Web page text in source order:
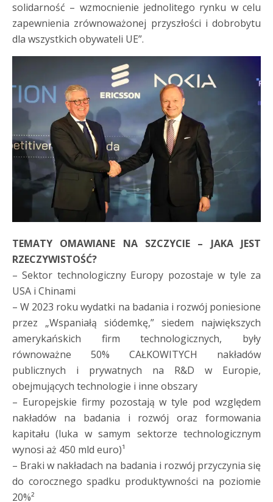
solidarność – wzmocnienie jednolitego rynku w celu
zapewnienia zrównoważonej przyszłości i dobrobytu
dla wszystkich obywateli UE”.
TEMATY OMAWIANE NA SZCZYCIE – JAKA JEST
RZECZYWISTOŚĆ?
– Sektor technologiczny Europy pozostaje w tyle za
USA i Chinami
– W 2023 roku wydatki na badania i rozwój poniesione
przez „Wspaniałą siódemkę,” siedem największych
amerykańskich firm technologicznych, były
równoważne 50% CAŁKOWITYCH nakładów
publicznych i prywatnych na R&D w Europie,
obejmujących technologie i inne obszary
– Europejskie firmy pozostają w tyle pod względem
nakładów na badania i rozwój oraz formowania
kapitału (luka w samym sektorze technologicznym
wynosi aż 450 mld euro)¹
– Braki w nakładach na badania i rozwój przyczynia się
do corocznego spadku produktywności na poziomie
20%²